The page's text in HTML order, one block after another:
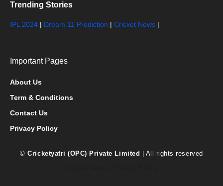
Trending Stories
IPL 2024 | Dream 11 Prediction | Cricket News |
Important Pages
About Us
Term & Conditions
Contact Us
Privacy Policy
©Cricketyatri (OPC) Private Limited
| All rights reserved